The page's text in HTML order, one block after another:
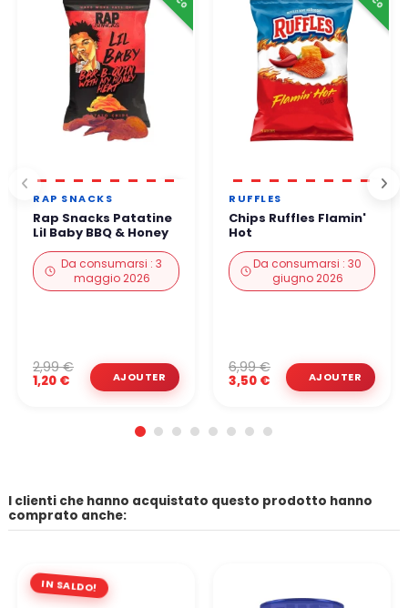
Potete ordinare in tutta tranquillità.
RAP SNACKS
Rap Snacks Patatine
Lil Baby BBQ & Honey
Da consumarsi : 3
maggio 2026
1,20 €
2,99 €
RUFFLES
Chips Ruffles Flamin'
Hot
Da consumarsi : 30
giugno 2026
3,50 €
6,99 €
I clienti che hanno acquistato questo prodotto hanno
comprato anche:
IN SALDO!